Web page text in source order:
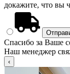
докажите, что вы
Спасибо за Ваше
Наш менеджер